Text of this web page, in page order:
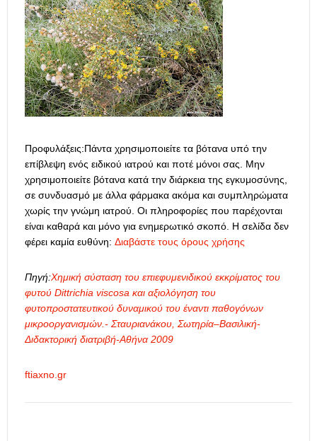
Προφυλάξεις:Πάντα χρησιμοποιείτε τα βότανα υπό την
επίβλεψη ενός ειδικού ιατρού και ποτέ μόνοι σας. Μην
χρησιμοποιείτε βότανα κατά την διάρκεια της εγκυμοσύνης,
σε συνδυασμό με άλλα φάρμακα ακόμα και συμπληρώματα
χωρίς την γνώμη ιατρού. Οι πληροφορίες που παρέχονται
είναι καθαρά και μόνο για ενημερωτικό σκοπό. Η σελίδα δεν
φέρει καμία ευθύνη: Διαβάστε τους όρους χρήσης
Πηγή:Χημική σύσταση του επιεφυμενιδικού εκκρίματος του
φυτού Dittrichia viscosa και αξιολόγηση του
φυτοπροστατευτικού δυναμικού του έναντι παθογόνων
μικροοργανισμών.- Σταυριανάκου, Σωτηρία–Βασιλική-
Διδακτορική διατριβή-Αθήνα 2009
ftiaxno.gr